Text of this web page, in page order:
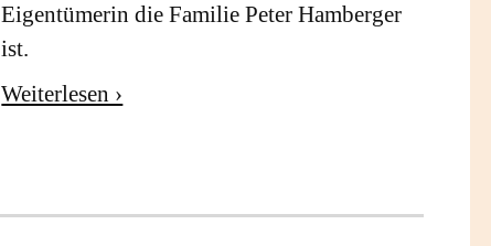
Eigentümerin die Familie Peter Hamberger
ist.
Weiterlesen ›